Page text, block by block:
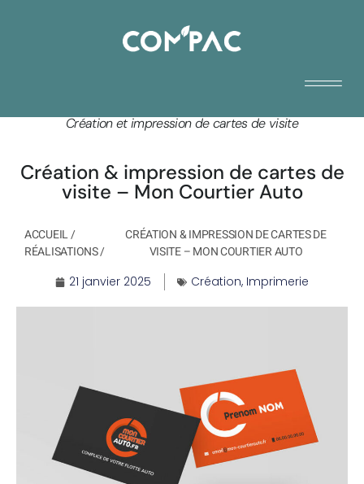
Création et impression de cartes de visite
Création & impression de cartes de
visite – Mon Courtier Auto
ACCUEIL/
RÉALISATIONS/
CRÉATION & IMPRESSION DE CARTES DE
VISITE – MON COURTIER AUTO
21 janvier 2025 Création, Imprimerie